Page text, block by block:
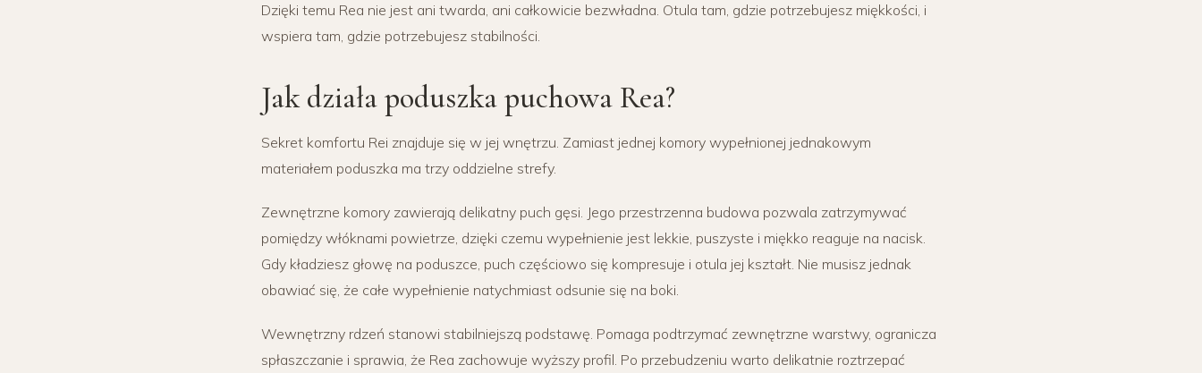
Dzięki temu Rea nie jest ani twarda, ani całkowicie bezwładna. Otula tam, gdzie potrzebujesz miękkości, i
wspiera tam, gdzie potrzebujesz stabilności.
Jak działa poduszka puchowa Rea?
Sekret komfortu Rei znajduje się w jej wnętrzu. Zamiast jednej komory wypełnionej jednakowym
materiałem poduszka ma trzy oddzielne strefy.
Zewnętrzne komory zawierają delikatny puch gęsi. Jego przestrzenna budowa pozwala zatrzymywać
pomiędzy włóknami powietrze, dzięki czemu wypełnienie jest lekkie, puszyste i miękko reaguje na nacisk.
Gdy kładziesz głowę na poduszce, puch częściowo się kompresuje i otula jej kształt. Nie musisz jednak
obawiać się, że całe wypełnienie natychmiast odsunie się na boki.
Wewnętrzny rdzeń stanowi stabilniejszą podstawę. Pomaga podtrzymać zewnętrzne warstwy, ogranicza
spłaszczanie i sprawia, że Rea zachowuje wyższy profil. Po przebudzeniu warto delikatnie roztrzepać